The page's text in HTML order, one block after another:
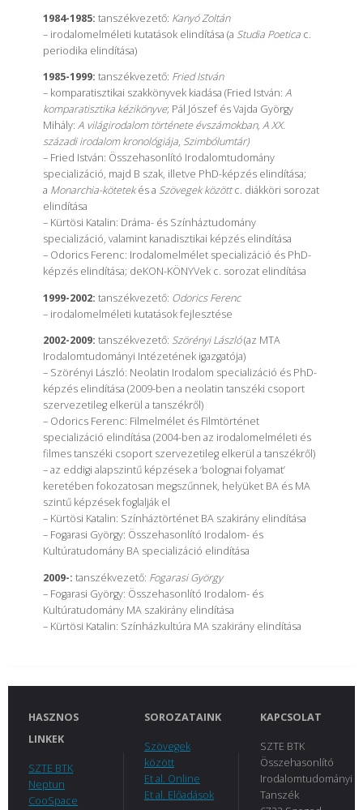
1984-1985: tanszékvezető: Kanyó Zoltán
– irodalomelméleti kutatások elindítása (a Studia Poeticac.
periodika elindítása)
1985-1999: tanszékvezető: Fried István
– komparatisztikai szakkönyvek kiadása (Fried István: A
komparatisztika kézikönyve; Pál Jószef és Vajda György
Mihály: A világirodalom története évszámokban, A XX.
századi irodalom kronológiája, Szimbólumtár)
– Fried István: Összehasonlító Irodalomtudomány
specializáció, majd B szak, illetve PhD-képzés elindítása;
a Monarchia-kötetekés a Szövegek közöttc. diákköri sorozat
elindítása
– Kürtösi Katalin: Dráma- és Színháztudomány
specializáció, valamint kanadisztikai képzés elindítása
– Odorics Ferenc: Irodalomelmélet specializáció és PhD-
képzés elindítása; deKON-KÖNYVek c. sorozat elindítása
1999-2002: tanszékvezető: Odorics Ferenc
– irodalomelméleti kutatások fejlesztése
2002-2009: tanszékvezető: Szörényi László(az MTA
Irodalomtudományi Intézetének igazgatója)
– Szörényi László: Neolatin Irodalom specializáció és PhD-
képzés elindítása (2009-ben a neolatin tanszéki csoport
szervezetileg elkerül a tanszékről)
– Odorics Ferenc: Filmelmélet és Filmtörténet
specializáció elindítása (2004-ben az irodalomelméleti és
filmes tanszéki csoport szervezetileg elkerül a tanszékről)
– az eddigi alapszintű képzések a ‘bolognai folyamat’
keretében fokozatosan megszűnnek, helyüket BA és MA
szintű képzések foglalják el
– Kürtösi Katalin: Színháztörténet BA szakirány elindítása
– Fogarasi György: Összehasonlító Irodalom- és
Kultúratudomány BA specializáció elindítása
2009-: tanszékvezető: Fogarasi György
– Fogarasi György: Összehasonlító Irodalom- és
Kultúratudomány MA szakirány elindítása
– Kürtösi Katalin: Színházkultúra MA szakirány elindítása
HASZNOS
LINKEK
SZTE BTK
Neptun
CooSpace
SOROZATAINK
Szövegek
között
Et al. Online
Et al. Előadások
KAPCSOLAT
SZTE BTK
Összehasonlító
Irodalomtudományi
Tanszék